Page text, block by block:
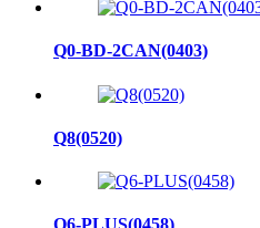
Q0-BD-2CAN(0403)
Q8(0520)